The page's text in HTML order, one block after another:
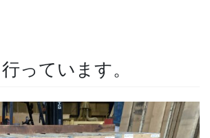
っています。